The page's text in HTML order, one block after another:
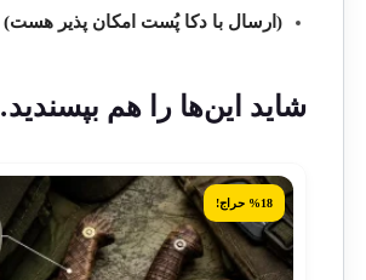
(ارسال با دکا پُست امکان پذیر هست)
شاید این‌ها را هم
%18 حراج!